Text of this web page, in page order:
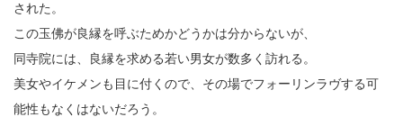
された。
この玉佛が良縁を呼ぶためかどうかは分からないが、
同寺院には、良縁を求める若い男女が数多く訪れる。
美女やイケメンも目に付くので、その場でフォーリンラヴする可
能性もなくはないだろう。